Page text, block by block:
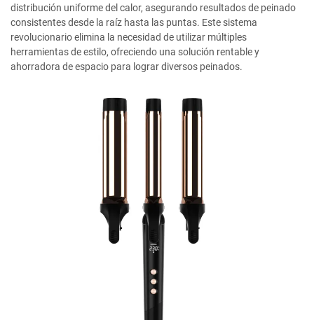
distribución uniforme del calor, asegurando resultados de peinado
consistentes desde la raíz hasta las puntas. Este sistema
revolucionario elimina la necesidad de utilizar múltiples
herramientas de estilo, ofreciendo una solución rentable y
ahorradora de espacio para lograr diversos peinados.